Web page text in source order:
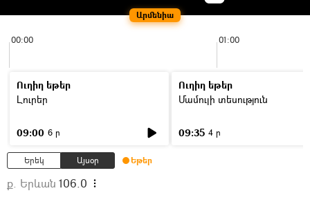
Արմենիա
00:00 01:00
Ուղիղ եթեր
Լուրեր
09:00 6 ր
Ուղիղ եթեր
Մամուլի տեսություն
09:35 4 ր
Երեկ Այսօր Եթեր
ք. Երևան 106.0